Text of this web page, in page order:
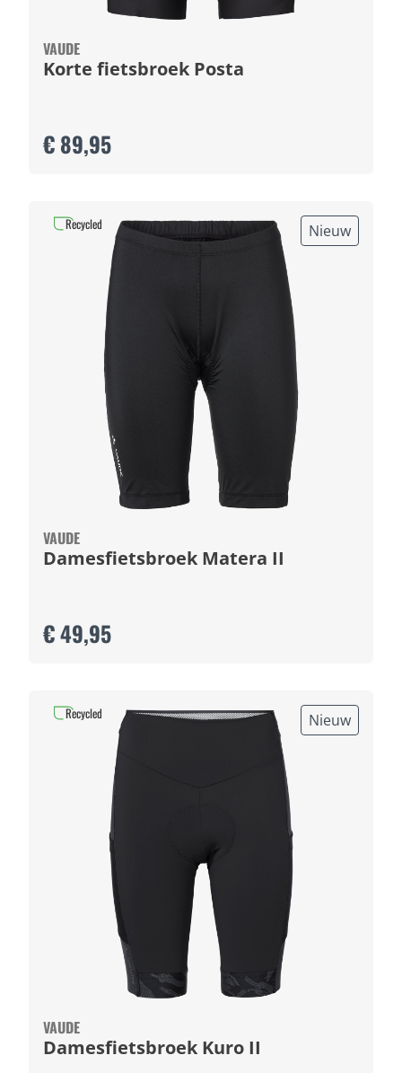
VAUDE
Korte fietsbroek Posta
€ 89,95
Nieuw
VAUDE
Damesfietsbroek Matera II
€ 49,95
Recycled
Nieuw
VAUDE
Damesfietsbroek Kuro II
Recycled